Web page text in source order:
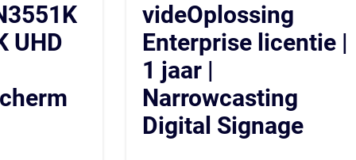
UHD
videOplossing
Enterprise licentie |
1 jaar |
Narrowcasting
Digital Signage